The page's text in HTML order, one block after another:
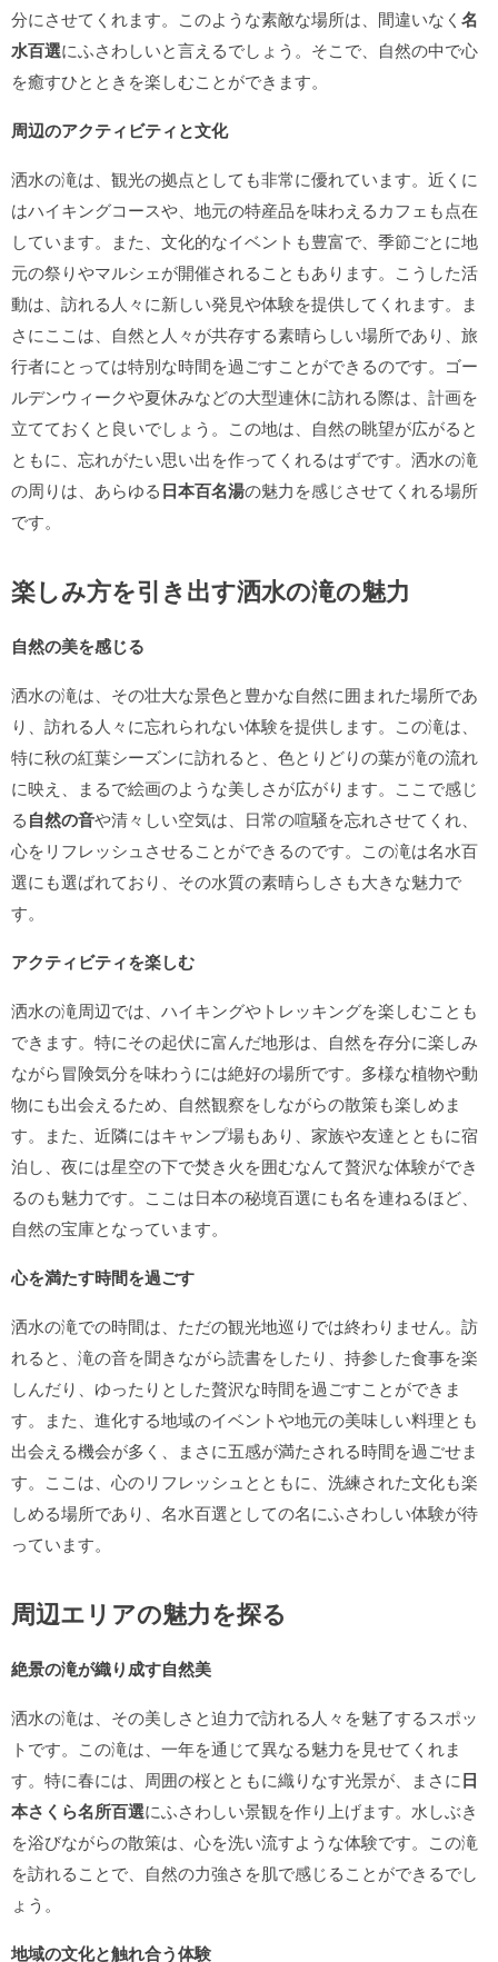
分にさせてくれます。このような素敵な場所は、間違いなく 名
水百選にふさわしいと言えるでしょう。そこで、自然の中で心
を癒すひとときを楽しむことができます。
周辺のアクティビティと文化
洒水の滝は、観光の拠点としても非常に優れています。近くに
はハイキングコースや、地元の特産品を味わえるカフェも点在
しています。また、文化的なイベントも豊富で、季節ごとに地
元の祭りやマルシェが開催されることもあります。こうした活
動は、訪れる人々に新しい発見や体験を提供してくれます。ま
さにここは、自然と人々が共存する素晴らしい場所であり、旅
行者にとっては特別な時間を過ごすことができるのです。ゴー
ルデンウィークや夏休みなどの大型連休に訪れる際は、計画を
立てておくと良いでしょう。この地は、自然の眺望が広がると
ともに、忘れがたい思い出を作ってくれるはずです。洒水の滝
の周りは、あらゆる日本百名湯の魅力を感じさせてくれる場所
です。
楽しみ方を引き出す洒水の滝の魅力
自然の美を感じる
洒水の滝は、その壮大な景色と豊かな自然に囲まれた場所であ
り、訪れる人々に忘れられない体験を提供します。この滝は、
特に秋の紅葉シーズンに訪れると、色とりどりの葉が滝の流れ
に映え、まるで絵画のような美しさが広がります。ここで感じ
る自然の音や清々しい空気は、日常の喧騒を忘れさせてくれ、
心をリフレッシュさせることができるのです。この滝は名水百
選にも選ばれており、その水質の素晴らしさも大きな魅力で
す。
アクティビティを楽しむ
洒水の滝周辺では、ハイキングやトレッキングを楽しむことも
できます。特にその起伏に富んだ地形は、自然を存分に楽しみ
ながら冒険気分を味わうには絶好の場所です。多様な植物や動
物にも出会えるため、自然観察をしながらの散策も楽しめま
す。また、近隣にはキャンプ場もあり、家族や友達とともに宿
泊し、夜には星空の下で焚き火を囲むなんて贅沢な体験ができ
るのも魅力です。ここは日本の秘境百選にも名を連ねるほど、
自然の宝庫となっています。
心を満たす時間を過ごす
洒水の滝での時間は、ただの観光地巡りでは終わりません。訪
れると、滝の音を聞きながら読書をしたり、持参した食事を楽
しんだり、ゆったりとした贅沢な時間を過ごすことができま
す。また、進化する地域のイベントや地元の美味しい料理とも
出会える機会が多く、まさに五感が満たされる時間を過ごせま
す。ここは、心のリフレッシュとともに、洗練された文化も楽
しめる場所であり、名水百選としての名にふさわしい体験が待
っています。
周辺エリアの魅力を探る
絶景の滝が織り成す自然美
洒水の滝は、その美しさと迫力で訪れる人々を魅了するスポッ
トです。この滝は、一年を通じて異なる魅力を見せてくれま
す。特に春には、周囲の桜とともに織りなす光景が、まさに日
本さくら名所百選にふさわしい景観を作り上げます。水しぶき
を浴びながらの散策は、心を洗い流すような体験です。この滝
を訪れることで、自然の力強さを肌で感じることができるでし
ょう。
地域の文化と触れ合う体験